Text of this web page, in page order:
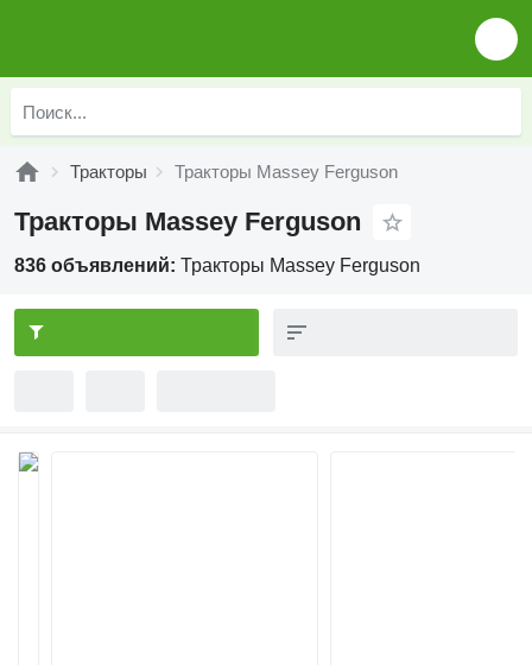
Тракторы Тракторы Massey Ferguson
Тракторы Massey Ferguson
836 объявлений: Тракторы Massey Ferguson